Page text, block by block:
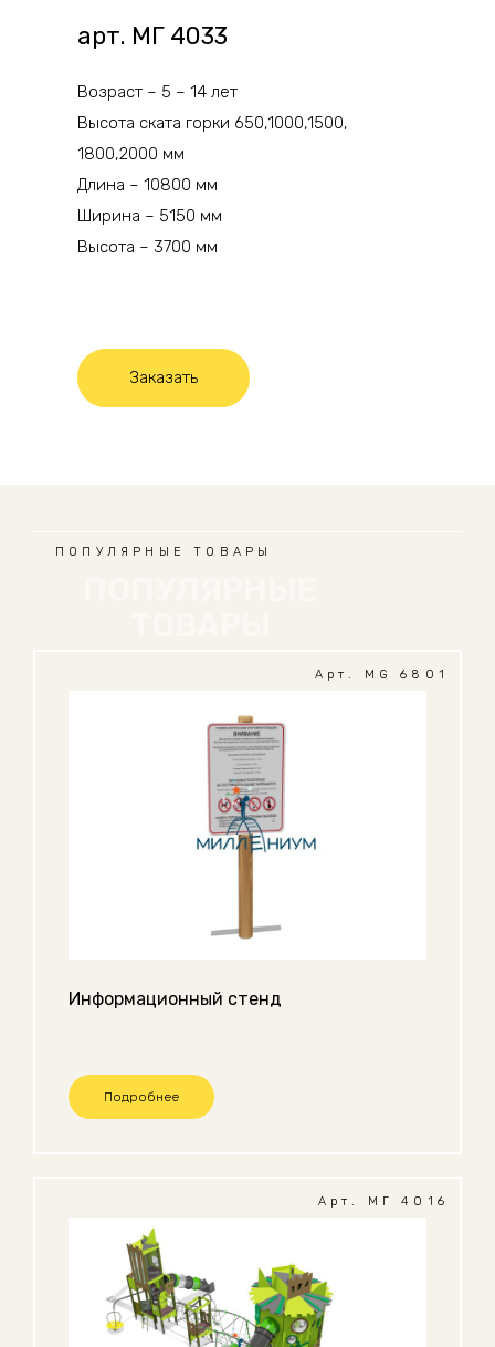
арт. МГ 4033
Возраст – 5 – 14 лет
Высота ската горки 650,1000,1500,
1800,2000 мм
Длина – 10800 мм
Ширина – 5150 мм
Высота – 3700 мм
Заказать
ПОПУЛЯРНЫЕ ТОВАРЫ
Арт. MG 6801
Информационный стенд
Подробнее
Арт. МГ 4016